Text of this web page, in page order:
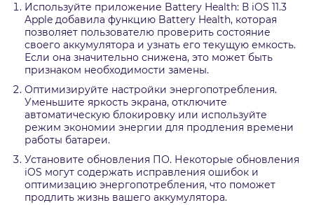
Используйте приложение Battery Health: В iOS 11.3
Apple добавила функцию Battery Health, которая
позволяет пользователю проверить состояние
своего аккумулятора и узнать его текущую емкость.
Если она значительно снижена, это может быть
признаком необходимости замены.
Оптимизируйте настройки энергопотребления.
Уменьшите яркость экрана, отключите
автоматическую блокировку или используйте
режим экономии энергии для продления времени
работы батареи.
Установите обновления ПО. Некоторые обновления
iOS могут содержать исправления ошибок и
оптимизацию энергопотребления, что поможет
продлить жизнь вашего аккумулятора.